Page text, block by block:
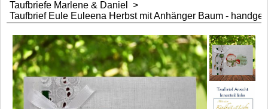
Taufbriefe Marlene & Daniel
>
Taufbrief Eule Euleena Herbst mit Anhänger Baum -